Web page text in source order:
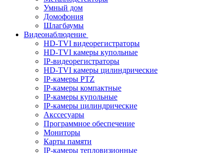
Умный дом
Домофония
Шлагбаумы
Видеонаблюдение
HD-TVI видеорегистраторы
HD-TVI камеры купольные
IP-видеорегистраторы
HD-TVI камеры цилиндрические
IP-камеры PTZ
IP-камеры компактные
IP-камеры купольные
IP-камеры цилиндрические
Акссесуары
Программное обеспечение
Мониторы
Карты памяти
IP-камеры тепловизионные